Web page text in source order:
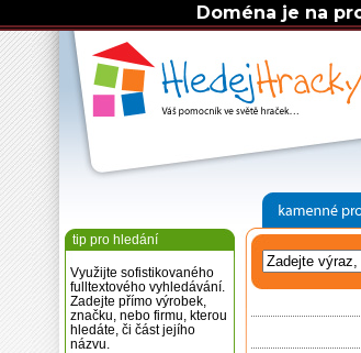
Doména je na
tip pro hledání
Využijte sofistikovaného
fulltextového vyhledávání.
Zadejte přímo výrobek,
značku, nebo firmu, kterou
hledáte, či část jejího
názvu.